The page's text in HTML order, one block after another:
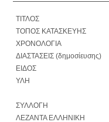
ΤΙΤΛΟΣ
ΤΟΠΟΣ ΚΑΤΑΣΚΕΥΗΣ
ΧΡΟΝΟΛΟΓΙΑ
ΔΙΑΣΤΑΣΕΙΣ (δημοσίευσης)
ΕΙΔΟΣ
ΥΛΗ
ΣΥΛΛΟΓΗ
ΛΕΖΑΝΤΑ ΕΛΛΗΝΙΚΗ